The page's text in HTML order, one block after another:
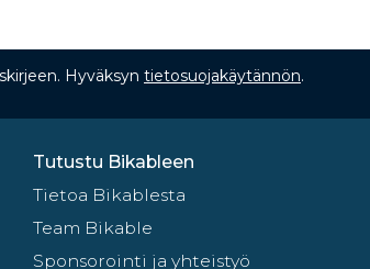
Hyväksyn tietosuojakäytännön.
Tutustu Bikableen
Tietoa Bikablesta
Team Bikable
Sponsorointi ja yhteistyö